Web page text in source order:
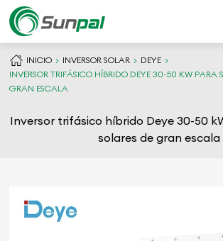
INICIO INVERSOR SOLAR
DEYE
INVERSOR TRIFÁSICO HÍBRIDO DEYE 30-50 KW PARA
GRAN ESCALA
Inversor trifásico híbrido Deye 30-50
solares de gran escala